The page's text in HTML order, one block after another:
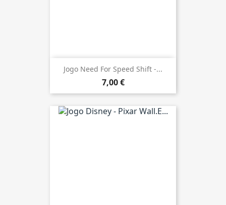
Jogo Need For Speed Shift -...
7,00 €